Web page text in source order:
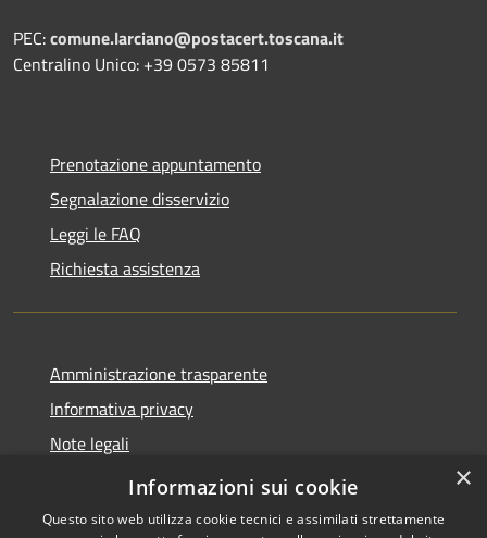
PEC:comune.larciano@postacert.toscana.it
Centralino Unico: +39 0573 85811
Prenotazione appuntamento
Segnalazione disservizio
Leggi le FAQ
Richiesta assistenza
Amministrazione trasparente
Informativa privacy
Note legali
Dichiarazione di accessibilità
×
Informazioni sui cookie
Questo sito web utilizza cookie tecnici e assimilati strettamente